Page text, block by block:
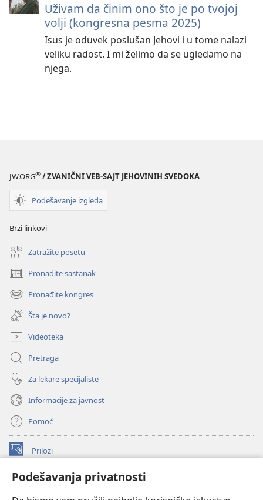
Podešavanja privatnosti
Uživam da činim ono što je po tvojoj
volji (kongresna pesma 2025)
Isus je oduvek poslušan Jehovi i u tome nalazi
veliku radost. I mi želimo da se ugledamo na
njega.
JW.ORG® / ZVANIČNI VEB-SAJT JEHOVINIH SVEDOKA
Podešavanje izgleda
Brzi linkovi
Zatražite posetu
Pronađite sastanak
(otvara
novi
prozor)
Pronađite kongres
(otvara
novi
prozor)
Šta je novo?
Videoteka
Pretraga
Za lekare specijaliste
Informacije za javnost
Pomoć
Prilozi
(otvara
prozor)ONLAJN BIBLIOTEKA Watchtower